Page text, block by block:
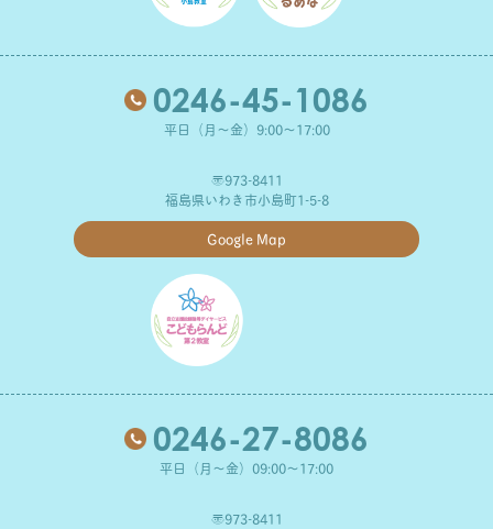
0246-45-1086
平日（月～金）9:00～17:00
〒973-8411
福島県いわき市小島町1-5-8
Google Map
0246-27-8086
平日（月～金）09:00～17:00
〒973-8411